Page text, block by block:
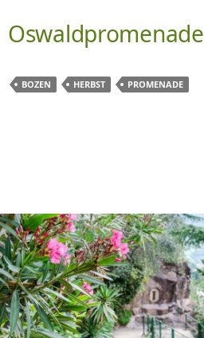
Oswaldpromenade
BOZEN HERBST PROMENADE